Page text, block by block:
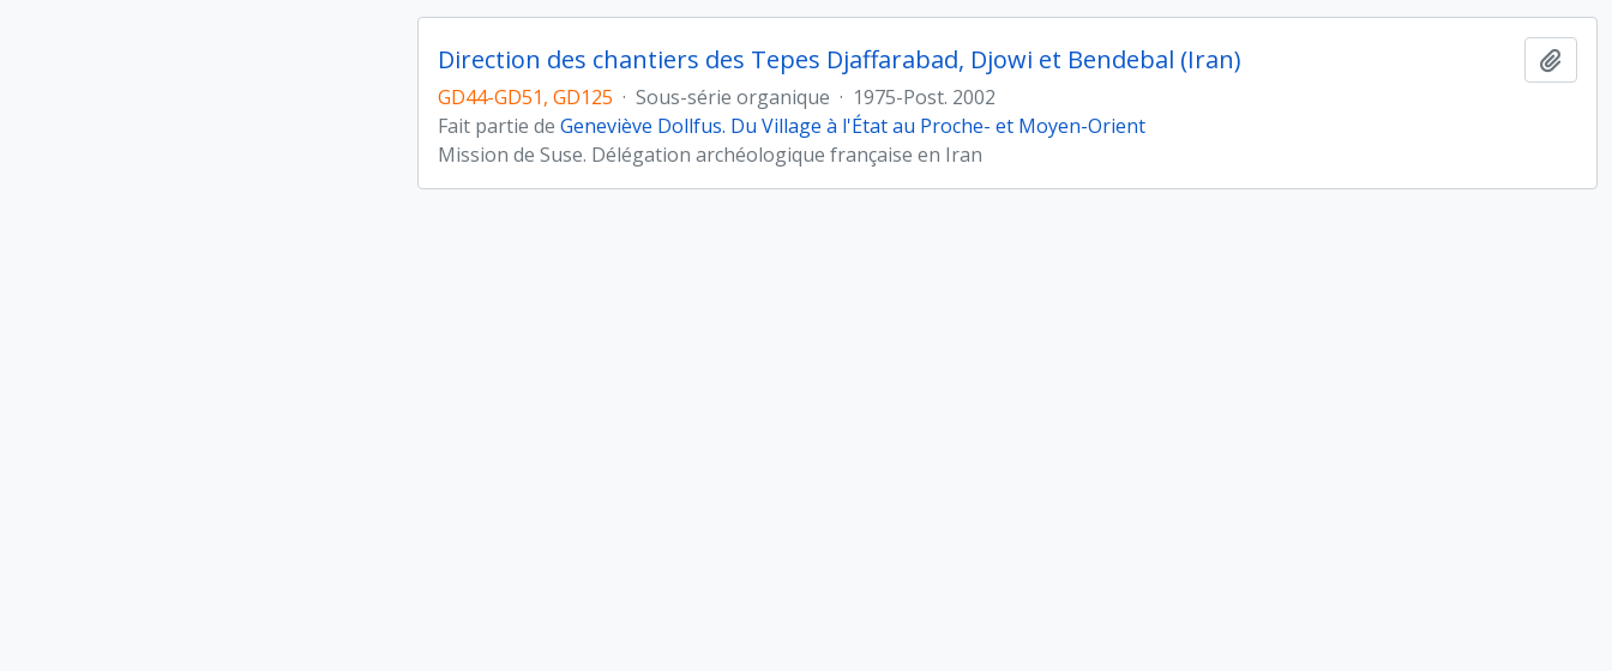
Direction des chantiers des Tepes Djaffarabad, Djowi et Bendebal (Iran)
GD44-GD51, GD125 · Sous-série organique · 1975-Post. 2002
Fait partie de Geneviève Dollfus. Du Village à l'État au Proche- et Moyen-Orient
Mission de Suse. Délégation archéologique française en Iran